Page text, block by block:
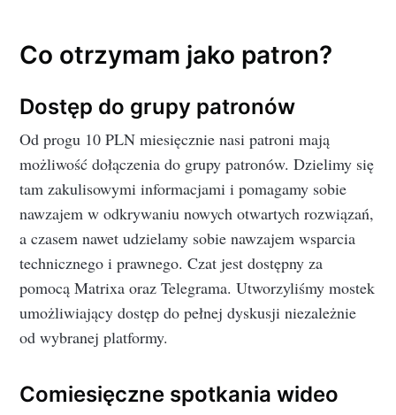
Co otrzymam jako patron?
Dostęp do grupy patronów
Od progu 10 PLN miesięcznie nasi patroni mają
możliwość dołączenia do grupy patronów. Dzielimy się
tam zakulisowymi informacjami i pomagamy sobie
nawzajem w odkrywaniu nowych otwartych rozwiązań,
a czasem nawet udzielamy sobie nawzajem wsparcia
technicznego i prawnego. Czat jest dostępny za
pomocą Matrixa oraz Telegrama. Utworzyliśmy mostek
umożliwiający dostęp do pełnej dyskusji niezależnie
od wybranej platformy.
Comiesięczne spotkania wideo